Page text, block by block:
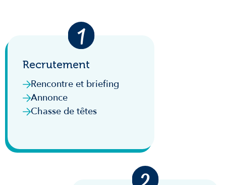
Recrutement
Rencontre et briefing
Annonce
Chasse de têtes